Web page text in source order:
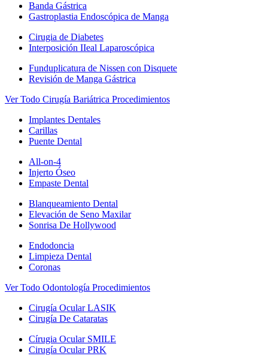
Banda Gástrica
Gastroplastia Endoscópica de Manga
Cirugia de Diabetes
Interposición IIeal Laparoscópica
Funduplicatura de Nissen con Disquete
Revisión de Manga Gástrica
Ver Todo Cirugía Bariátrica Procedimientos
Implantes Dentales
Carillas
Puente Dental
All-on-4
Injerto Óseo
Empaste Dental
Blanqueamiento Dental
Elevación de Seno Maxilar
Sonrisa De Hollywood
Endodoncia
Limpieza Dental
Coronas
Ver Todo Odontología Procedimientos
Cirugía Ocular LASIK
Cirugía De Cataratas
Círugia Ocular SMILE
Cirugía Ocular PRK